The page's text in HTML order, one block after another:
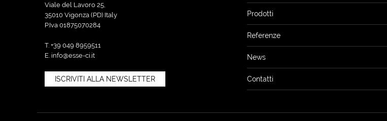
Viale del Lavoro 25,
35010 Vigonza (PD) Italy
P.Iva 01875070284
T. +39 049 8959511
E. info@esse-ci.it
ISCRIVITI ALLA NEWSLETTER
Prodotti
Referenze
News
Contatti